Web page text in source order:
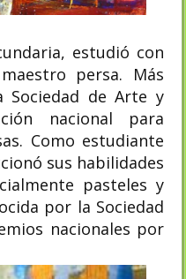
estudió con
persa. Más
de Arte y
nacional para
Como estudiante
sus habilidades
pasteles y
por la Sociedad
nacionales por